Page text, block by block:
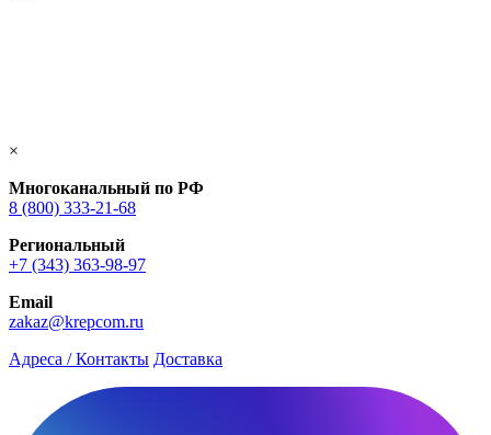
×
Многоканальный по РФ
8 (800) 333‑21-68
Региональный
+7 (343) 363-98-97
Email
zakaz@krepcom.ru
Адреса / Контакты Доставка